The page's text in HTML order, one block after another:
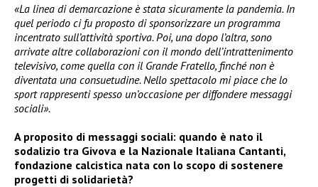
«La linea di demarcazione è stata sicuramente la pandemia. In
quel periodo ci fu proposto di sponsorizzare un programma
incentrato sull’attività sportiva. Poi, una dopo l’altra, sono
arrivate altre collaborazioni con il mondo dell’intrattenimento
televisivo, come quella con il Grande Fratello, finché non è
diventata una consuetudine. Nello spettacolo mi piace che lo
sport rappresenti spesso un’occasione per diffondere messaggi
sociali».
A proposito di messaggi sociali: quando è nato il
sodalizio tra Givova e la Nazionale Italiana Cantanti,
fondazione calcistica nata con lo scopo di sostenere
progetti di solidarietà?